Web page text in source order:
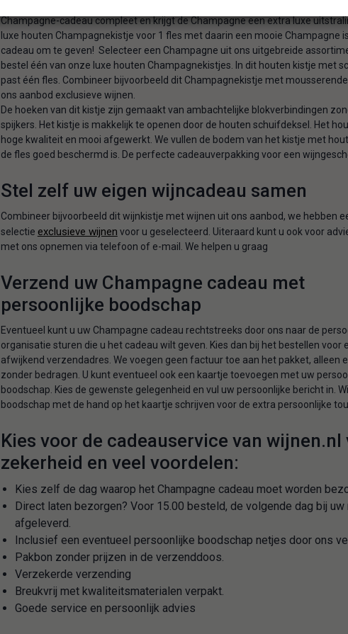
Champagne-cadeau compleet en krijgt de Champagne een extra luxe
luxe houten Champagnekistje voor 1 fles met daarin een mooie Champagne
cadeau om te geven! Selecteer een Champagne uit ons uitgebreide
bestel één van onze luxe houten Champagnekistjes. In dit houten kistje met
past één fles. Combineer bijvoorbeeld dit Champagnekistje met
ons aanbod exclusieve wijnen.
De hoeken van dit kistje zijn gemaakt van ambachtelijke blokverbindingen
spijkers. Het kistje is makkelijk te openen door de houten schuifdeksel. Het
hoge kwaliteit en mooi afgewerkt. We vullen de bodem van het kistje met
de fles goed beschermd is. De perfecte cadeauverpakking voor een
Stel zelf uw eigen wijncadeau samen
Combineer bijvoorbeeld dit wijnkistje met wijnen uit ons aanbod, we hebben
selectie exclusieve wijnen voor u geselecteerd. Uiteraard kunt u ook voor
met ons opnemen via telefoon of e-mail. We helpen u graag
Verzend uw Champagne cadeau met
persoonlijke boodschap
Eventueel kunt u uw Champagne cadeau rechtstreeks door ons naar de
organisatie sturen die u het cadeau wilt geven. Kies dan bij het bestellen voor
afwijkend verzendadres. We voegen geen factuur toe aan het pakket, alleen
zonder bedragen. U kunt eventueel ook een kaartje toevoegen met uw
boodschap. Kies de gewenste gelegenheid en vul uw persoonlijke bericht in.
boodschap met de hand op het kaartje schrijven voor de extra persoonlijke
Kies voor de cadeauservice van wijnen.nl
zekerheid en veel voordelen:
Kies zelf de dag waarop het Champagne cadeau moet worden
Direct laten bezorgen? Voor 15.00 besteld, de volgende dag bij uw
afgeleverd.
Inclusief een eventueel persoonlijke boodschap netjes door ons
Pakbon zonder prijzen in de verzenddoos.
Verzekerde verzending
Breukvrij met kwaliteitsmaterialen verpakt.
Goede service en persoonlijk advies